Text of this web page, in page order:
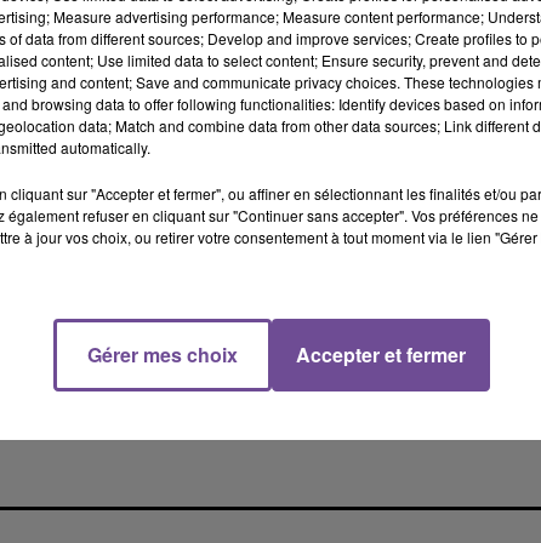
au titre de l'Aide Sociale à l'Enfance, provenant de Haute-
les parcours familiaux et de vie des jeunes mais de les
des jeunes accueillis. "La majorité des ces jeunes
trouver une nouvelle chance dans notre pays. Engagés
ils manifestent beaucoup de motivation comme en
et les associations qui les encadrent. Il est absolument
se désolidarisent des propos de son chroniqueur".
la lutte contre le racisme"
départemental de la Haute-Vienne et de son président Jean-
occasion, le mouvement exhorte la collectivité
étrangers. Le MRAP Limoges Haute-Vienne est
porter plainte contre le chroniqueur et la direction de la
haine raciste, en raison de la diffusion en différé des propos
Measure advertising performance; Measure content performance;
of data from different sources; Develop and improve services; Create profiles to
content; Use limited data to select content; Ensure security, prevent and
and content; Save and communicate privacy choices. These technologies
browsing data to offer following functionalities: Identify devices based on
data; Match and combine data from other data sources; Link different
automatically.
cliquant sur "Accepter et fermer", ou affiner en sélectionnant les finalités et/ou
également refuser en cliquant sur "Continuer sans accepter". Vos préférences
à jour vos choix, ou retirer votre consentement à tout moment via le lien
Gérer mes choix Accepter et fermer